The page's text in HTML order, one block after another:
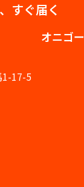
すぐ届く
オニゴー
1-17-5